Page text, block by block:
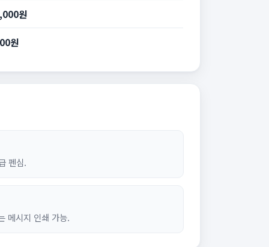
원
원
펜심.
메시지 인쇄 가능.